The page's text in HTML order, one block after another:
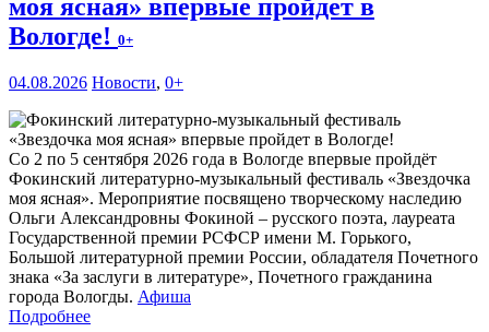
моя ясная» впервые пройдет в
Вологде! 0+
04.08.2026 Новости, 0+
Со 2 по 5 сентября 2026 года в Вологде впервые пройдёт
Фокинский литературно-музыкальный фестиваль «Звездочка
моя ясная». Мероприятие посвящено творческому наследию
Ольги Александровны Фокиной – русского поэта, лауреата
Государственной премии РСФСР имени М. Горького,
Большой литературной премии России, обладателя Почетного
знака «За заслуги в литературе», Почетного гражданина
города Вологды. Афиша
Подробнее